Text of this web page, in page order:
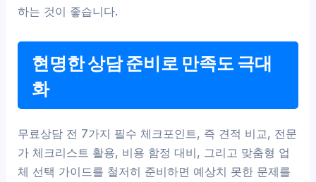
하는 것이 좋습니다.
현명한 상담 준비로 만족도 극대
화
무료상담 전 7가지 필수 체크포인트, 즉 견적 비교, 전문
가 체크리스트 활용, 비용 함정 대비, 그리고 맞춤형 업
체 선택 가이드를 철저히 준비하면 예상치 못한 문제를